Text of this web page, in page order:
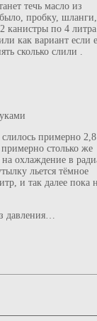
течь масло из
пробку, шланги,
канистры по 4 литра
как вариант если
сколько слили .
примерно 2,8
столько же
охлаждение в
льется тёмное
и так далее пока
давления…